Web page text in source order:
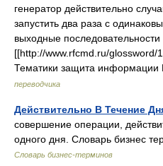
генератор действительно
запустить два раза с
выходные последовательности
[[http://www.rfcmd.ru/glossword/
Тематики защита
переводчика
Действительно В Течение
совершение операции,
одного дня. Словарь бизнес
Словарь бизнес-терминов